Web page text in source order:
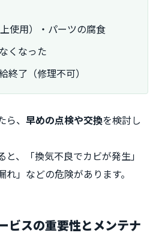
使用）・パーツの腐食
くなった
終了（修理不可）
、 早めの点検や交換を検討し
、「換気不良でカビが発生」
れ」などの危険があります。
ビスの重要性とメンテナ